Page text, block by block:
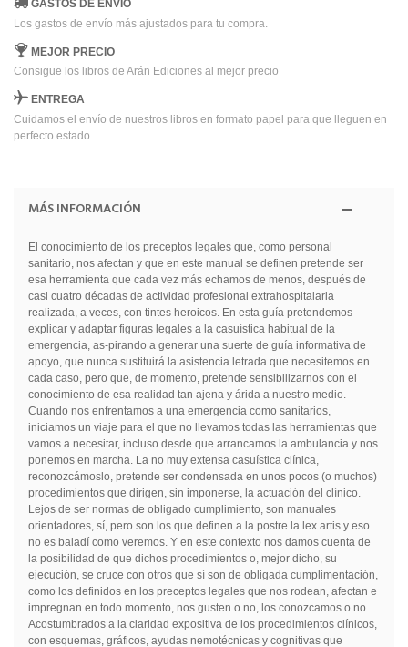
GASTOS DE ENVÍO
Los gastos de envío más ajustados para tu compra.
MEJOR PRECIO
Consigue los libros de Arán Ediciones al mejor precio
ENTREGA
Cuidamos el envío de nuestros libros en formato papel para que lleguen en
perfecto estado.
MÁS INFORMACIÓN
El conocimiento de los preceptos legales que, como personal
sanitario, nos afectan y que en este manual se definen pretende ser
esa herramienta que cada vez más echamos de menos, después de
casi cuatro décadas de actividad profesional extrahospitalaria
realizada, a veces, con tintes heroicos. En esta guía pretendemos
explicar y adaptar figuras legales a la casuística habitual de la
emergencia, as-pirando a generar una suerte de guía informativa de
apoyo, que nunca sustituirá la asistencia letrada que necesitemos en
cada caso, pero que, de momento, pretende sensibilizarnos con el
conocimiento de esa realidad tan ajena y árida a nuestro medio.
Cuando nos enfrentamos a una emergencia como sanitarios,
iniciamos un viaje para el que no llevamos todas las herramientas que
vamos a necesitar, incluso desde que arrancamos la ambulancia y nos
ponemos en marcha. La no muy extensa casuística clínica,
reconozcámoslo, pretende ser condensada en unos pocos (o muchos)
procedimientos que dirigen, sin imponerse, la actuación del clínico.
Lejos de ser normas de obligado cumplimiento, son manuales
orientadores, sí, pero son los que definen a la postre la lex artis y eso
no es baladí como veremos. Y en este contexto nos damos cuenta de
la posibilidad de que dichos procedimientos o, mejor dicho, su
ejecución, se cruce con otros que sí son de obligada cumplimentación,
como los definidos en los preceptos legales que nos rodean, afectan e
impregnan en todo momento, nos gusten o no, los conozcamos o no.
Acostumbrados a la claridad expositiva de los procedimientos clínicos,
con esquemas, gráficos, ayudas nemotécnicas y cognitivas que